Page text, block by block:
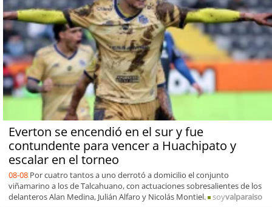
Everton se encendió en el sur y fue
contundente para vencer a Huachipato y
escalar en el torneo
08-08 Por cuatro tantos a uno derrotó a domicilio el conjunto
viñamarino a los de Talcahuano, con actuaciones sobresalientes de los
delanteros Alan Medina, Julián Alfaro y Nicolás Montiel.
soyvalparaiso